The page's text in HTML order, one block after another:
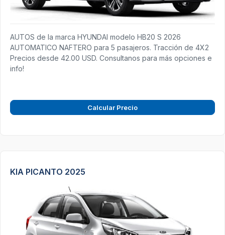
AUTOS de la marca HYUNDAI modelo HB20 S 2026
AUTOMATICO NAFTERO para 5 pasajeros. Tracción de 4X2
Precios desde 42.00 USD. Consultanos para más opciones e
info!
Calcular Precio
KIA PICANTO 2025